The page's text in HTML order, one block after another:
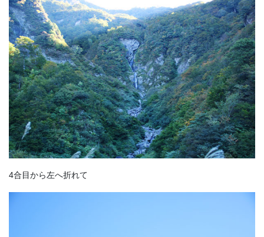
4合目から左へ折れて